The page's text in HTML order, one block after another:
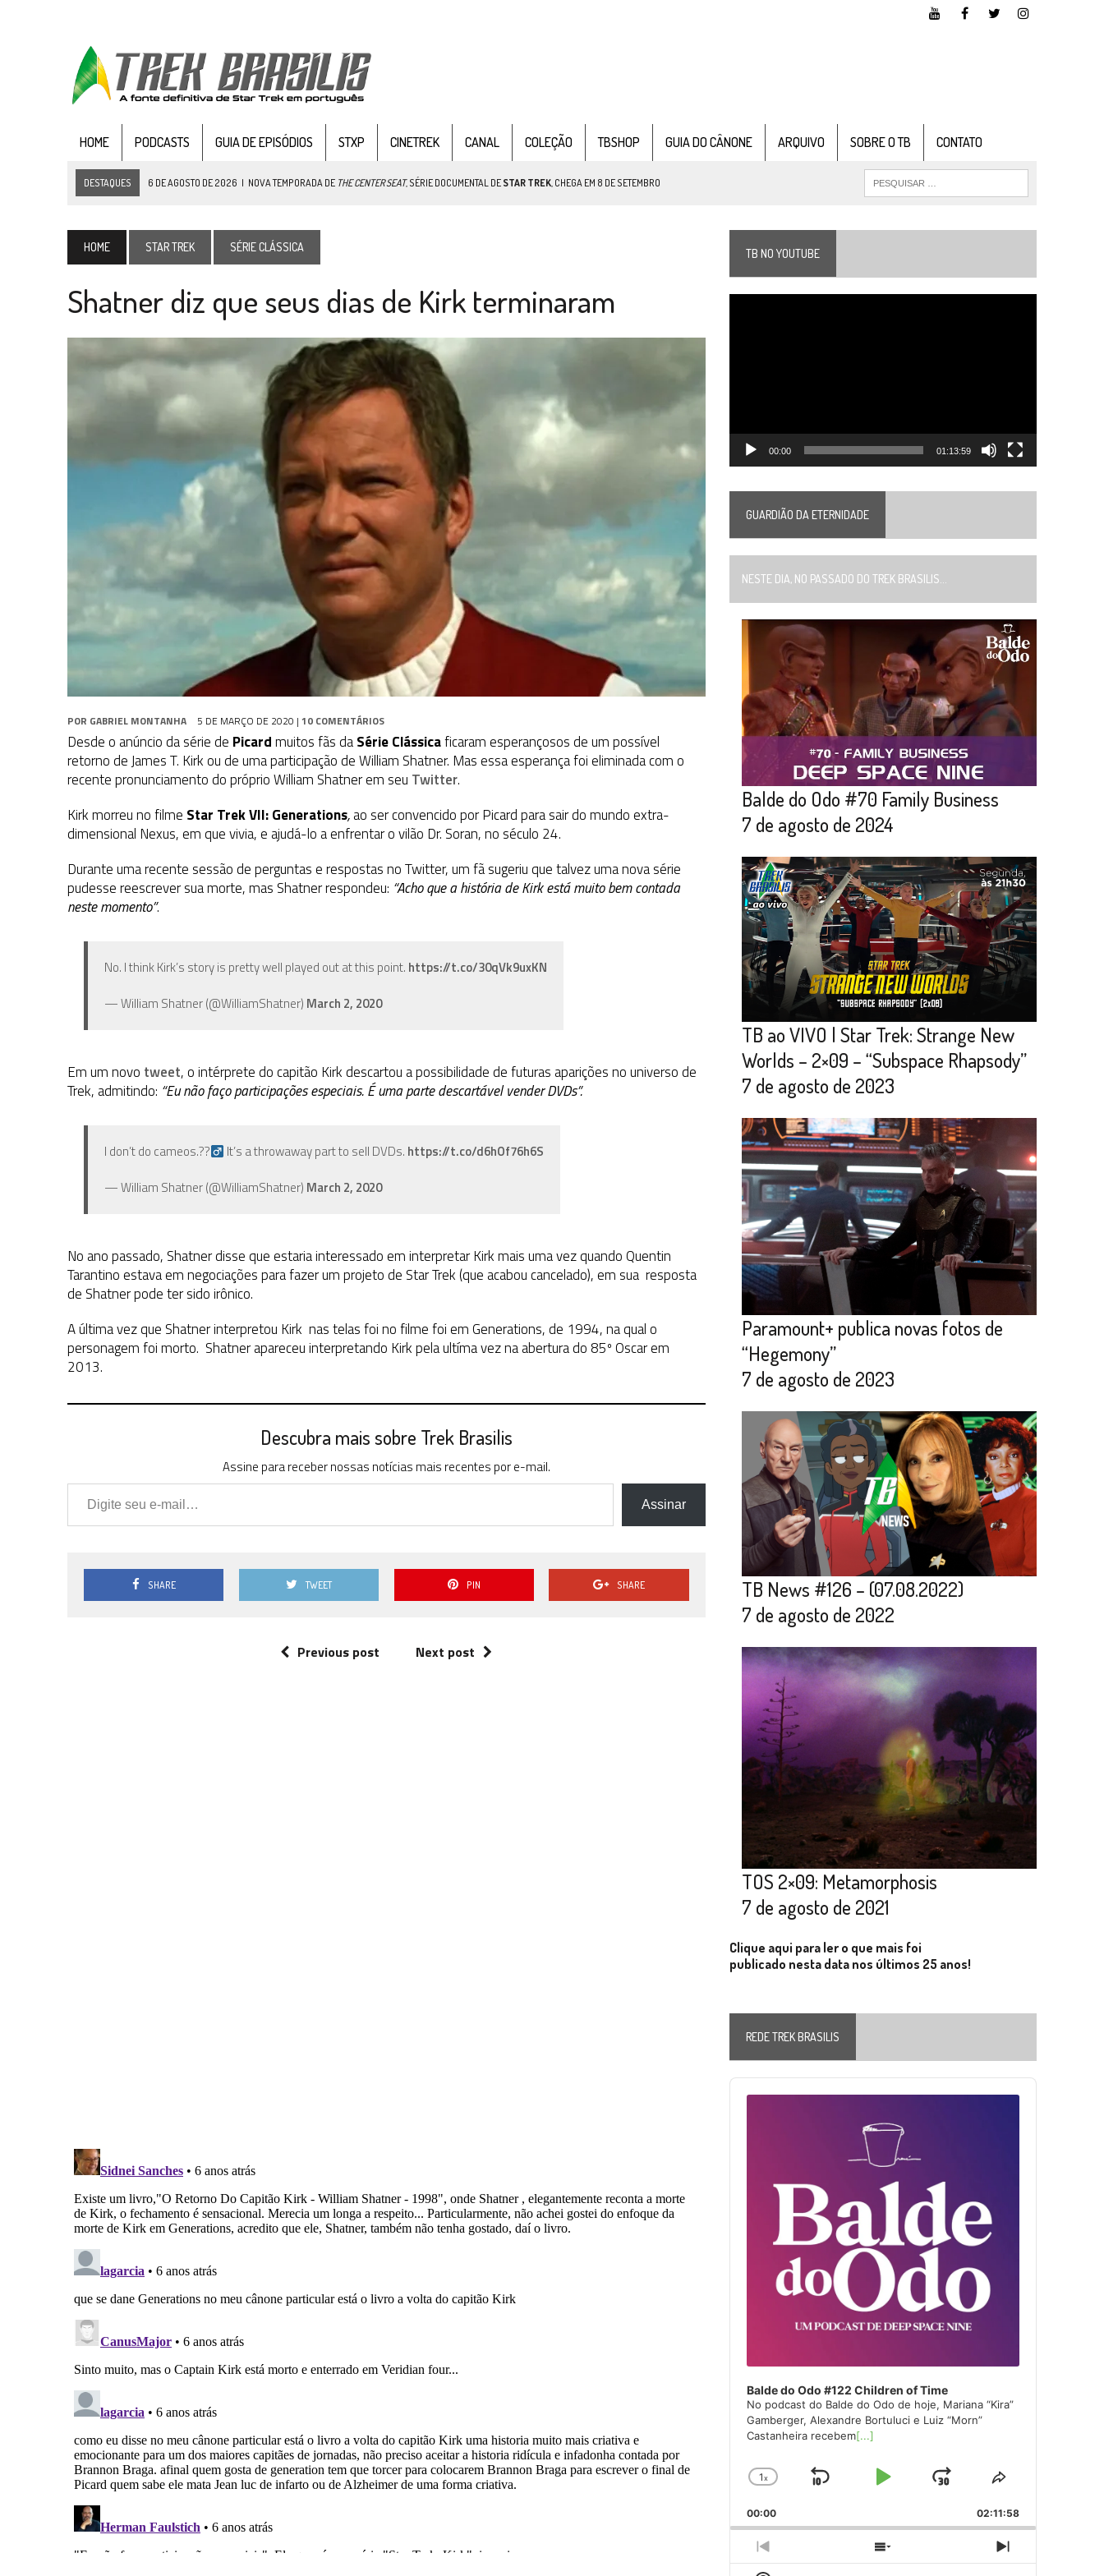
HOME PODCASTS GUIA DE EPISÓDIOS STXP CINETREK CANAL COLEÇÃO TBSHOP GUIA DO CÂNONE ARQUIVO SOBRE O TB CONTATO
DESTAQUES 6 DE AGOSTO DE 2026 | NOVA TEMPORADA DE THE CENTER SEAT, SÉRIE DOCUMENTAL DE STAR TREK, CHEGA EM 8 DE SETEMBRO
REVISITANDO “HIDE AND Q” (TNG 1×09)
3 DE AGOSTO DE 2026 | VEJA FOTOS DO TERCEIRO EPISÓDIO DA 4ª TEMPORADA DE STRANGE NEW WORDS
3 DE AGOSTO DE 2026 PARAMOUNT E CBS DERRUBAM NOVO VÍDEO DO FILME DE FÃS AXANAR HORAS APÓS ESTREIA
TB AO VIVO | STAR TREK: STRANGE NEW WORLDS – “THE GRIFFIN INCIDENT” (4×02)
1 DE AGOSTO DE 2026 ELENCO DE STRANGE NEW WORLDS ENCARA O FIM DE UMA ERA NA SDCC
31 DE JULHO DE 2026 GRANDES JORNADAS | QUATRO EPISÓDIOS DE STAR TREK SOBRE DIFERENTES PONTOS DE VISTA
31 DE JULHO DE 2026 | BOX DELUXE DO ANO 5 DA COLEÇÃO TREK BRASILIS JÁ DISPONÍVEL EM PRÉ-VENDA!
SNW 4×03: HUMAN BEST FRIEND
HOME STAR TREK SÉRIE CLÁSSICA
Shatner diz que seus dias de Kirk terminaram
POR GABRIEL MONTANHA 5 DE MARÇO DE 2020 | 10 COMENTÁRIOS
Desde o anúncio da série de Picardmuitos fãs daSérie Clássicaficaram esperançosos de um possível
retorno de James T. Kirk ou de uma participação de William Shatner. Mas essa esperança foi eliminada com o
recente pronunciamento do próprio William Shatner em seu Twitter.
Kirk morreu no filme Star Trek VII: Generations,ao ser convencido por Picard para sair do mundo extra-
dimensional Nexus, em que vivia, e ajudá-lo a enfrentar o vilão Dr. Soran, no século 24.
Durante uma recente sessão de perguntas e respostas no Twitter, um fã sugeriu que talvez uma nova série
pudesse reescrever sua morte, mas Shatner respondeu: “Acho que a história de Kirk está muito bem contada
neste momento”.
No. I think Kirk’s story is pretty well played out at this point. https://t.co/30qVk9uxKN
— William Shatner (@WilliamShatner) March 2, 2020
Em um novo tweet, o intérprete do capitão Kirk descartou a possibilidade de futuras aparições no universo de
Trek, admitindo: “Eu não faço participações especiais. É uma parte descartável vender DVDs”.
I don’t do cameos.??‍ It’s a throwaway part to sell DVDs. https://t.co/d6hOf76h6S
— William Shatner (@WilliamShatner) March 2, 2020
No ano passado, Shatner disse que estaria interessado em interpretar Kirk mais uma vez quando Quentin
Tarantino estava em negociações para fazer um projeto de Star Trek (que acabou cancelado), em sua resposta
de Shatner pode ter sido irônico.
A última vez que Shatner interpretou Kirk nas telas foi no filme foi em Generations, de 1994, na qual o
personagem foi morto. Shatner apareceu interpretando Kirk pela ultíma vez na abertura do 85º Oscar em
2013.
Descubra mais sobre Trek Brasilis
Assine para receber nossas notícias mais recentes por e-mail.
Digite seu e-mail…
Assinar
SHARE TWEET PIN SHARE
Previous post Next post
TB NO YOUTUBE
00:00 01:13:59
GUARDIÃO DA ETERNIDADE
NESTE DIA, NO PASSADO DO TREK BRASILIS...
Balde do Odo #70 Family Business
7 de agosto de 2024
TB ao VIVO | Star Trek: Strange New
Worlds – 2×09 – “Subspace Rhapsody”
7 de agosto de 2023
Paramount+ publica novas fotos de
“Hegemony”
7 de agosto de 2023
TB News #126 – (07.08.2022)
7 de agosto de 2022
TOS 2×09: Metamorphosis
7 de agosto de 2021
Clique aqui para ler o que mais foi
publicado nesta data nos últimos 25 anos!
REDE TREK BRASILIS
Audio
Player
Balde do Odo #122 Children of Time
No podcast do Balde do Odo de hoje, Mariana “Kira”
Gamberger, Alexandre Bortuluci e Luiz “Morn”
Castanheira recebem[...]
Change
Rate
1x
Skip
Play
Jump
Forward
Share
Episode
00:00 02:11:58
Previous
Episode
Show
Next